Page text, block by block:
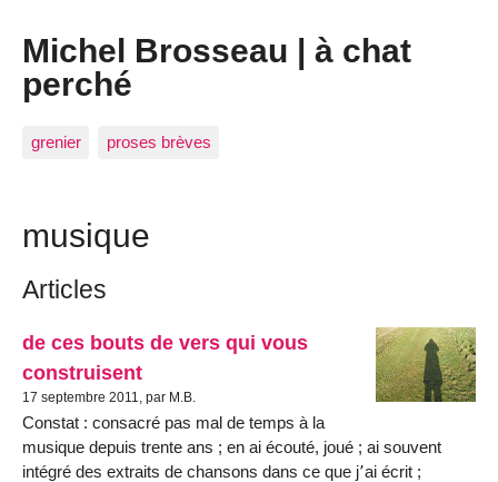
Michel Brosseau | à chat
perché
grenier proses brèves
musique
Articles
de ces bouts de vers qui vous
construisent
17 septembre 2011, par M.B.
Constat : consacré pas mal de temps à la
musique depuis trente ans ; en ai écouté, joué ; ai souvent
intégré des extraits de chansons dans ce que j՚ai écrit ;